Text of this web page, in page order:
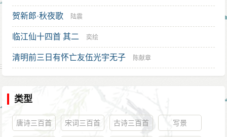
贺新郎·秋夜歌 陆震
临江仙十四首 其二 奕绘
清明前三日有怀亡友伍光宇无子 陈献章
类型
唐诗三百首 宋词三百首 古诗三百首 写景